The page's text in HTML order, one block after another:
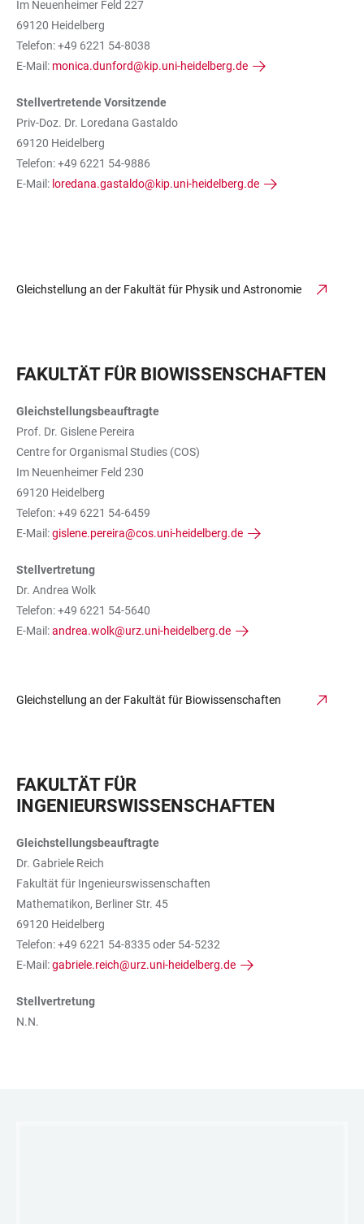
Im Neuenheimer Feld 227
69120 Heidelberg
Telefon: +49 6221 54-8038
E-Mail: monica.dunford@kip.uni-heidelberg.de
Stellvertretende Vorsitzende
Priv-Doz. Dr. Loredana Gastaldo
69120 Heidelberg
Telefon: +49 6221 54-9886
E-Mail: loredana.gastaldo@kip.uni-heidelberg.de
Gleichstellung an der Fakultät für Physik und Astronomie
FAKULTÄT FÜR BIOWISSENSCHAFTEN
Gleichstellungsbeauftragte
Prof. Dr. Gislene Pereira
Centre for Organismal Studies (COS)
Im Neuenheimer Feld 230
69120 Heidelberg
Telefon: +49 6221 54-6459
E-Mail:gislene.pereira@cos.uni-heidelberg.de
Stellvertretung
Dr. Andrea Wolk
Telefon: +49 6221 54-5640
E-Mail:andrea.wolk@urz.uni-heidelberg.de
Gleichstellung an der Fakultät für Biowissenschaften
FAKULTÄT FÜR
INGENIEURSWISSENSCHAFTEN
Gleichstellungsbeauftragte
Dr. Gabriele Reich
Fakultät für Ingenieurswissenschaften
Mathematikon, Berliner Str. 45
69120 Heidelberg
Telefon: +49 6221 54-8335 oder 54-5232
E-Mail:gabriele.reich@urz.uni-heidelberg.de
Stellvertretung
N.N.